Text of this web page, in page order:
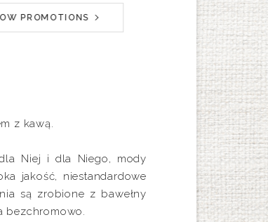
PROMOTIONS
z kawą.
Niej i dla Niego, mody
jakość, niestandardowe
są zrobione z bawełny
bezchromowo.